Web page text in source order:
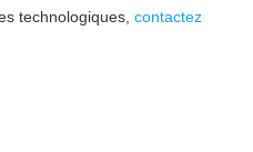
technologiques, contactez